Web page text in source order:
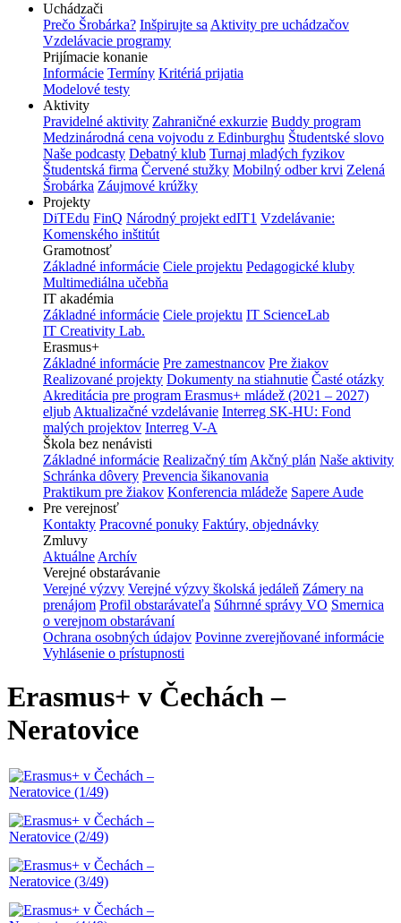
Uchádzači
Prečo Šrobárka? Inšpirujte sa Aktivity pre uchádzačov
Vzdelávacie programy
Prijímacie konanie
Informácie Termíny Kritériá prijatia
Modelové testy
Aktivity
Pravidelné aktivity Zahraničné exkurzie Buddy program
Medzinárodná cena vojvodu z Edinburghu Študentské slovo
Naše podcasty Debatný klub Turnaj mladých fyzikov
Študentská firma Červené stužky Mobilný odber krvi Zelená
Šrobárka Záujmové krúžky
Projekty
DiTEdu FinQ Národný projekt edIT1 Vzdelávanie:
Komenského inštitút
Gramotnosť
Základné informácie Ciele projektu Pedagogické kluby
Multimediálna učebňa
IT akadémia
Základné informácie Ciele projektu IT ScienceLab
IT Creativity Lab.
Erasmus+
Základné informácie Pre zamestnancov Pre žiakov
Realizované projekty Dokumenty na stiahnutie Časté otázky
Akreditácia pre program Erasmus+ mládež (2021 – 2027)
eljub Aktualizačné vzdelávanie Interreg SK-HU: Fond
malých projektov Interreg V-A
Škola bez nenávisti
Základné informácie Realizačný tím Akčný plán Naše aktivity
Schránka dôvery Prevencia šikanovania
Praktikum pre žiakov Konferencia mládeže Sapere Aude
Pre verejnosť
Kontakty Pracovné ponuky Faktúry, objednávky
Zmluvy
Aktuálne Archív
Verejné obstarávanie
Verejné výzvy Verejné výzvy školská jedáleň Zámery na
prenájom Profil obstarávateľa Súhrnné správy VO Smernica
o verejnom obstarávaní
Ochrana osobných údajov Povinne zverejňované informácie
Vyhlásenie o prístupnosti
Erasmus+ v Čechách –
Neratovice